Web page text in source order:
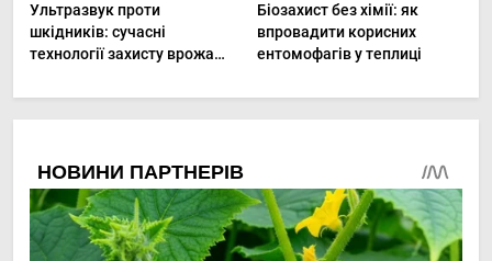
Ультразвук проти
шкідників: сучасні
технології захисту врожаю
Біозахист без хімії: як
впровадити корисних
ентомофагів у теплиці